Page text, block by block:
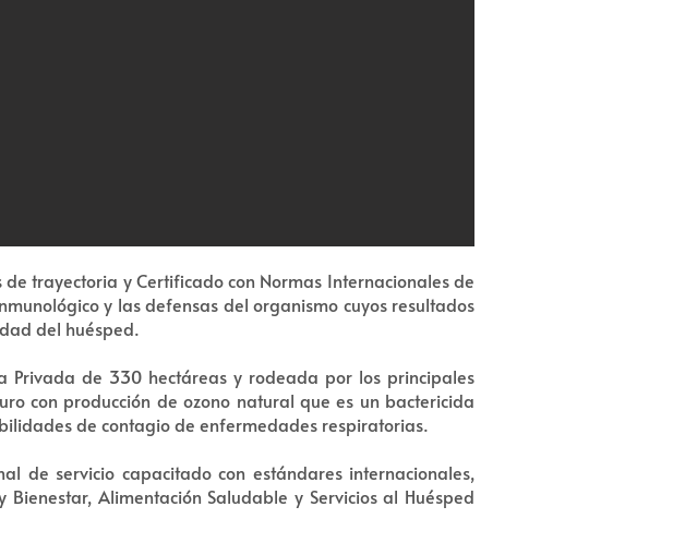
trayectoria y Certificado con Normas Internacionales de
y las defensas del organismo cuyos resultados
del huésped.
Privada de 330 hectáreas y rodeada por los principales
con producción de ozono natural que es un bactericida
de contagio de enfermedades respiratorias.
de servicio capacitado con estándares internacionales,
Alimentación Saludable y Servicios al Huésped